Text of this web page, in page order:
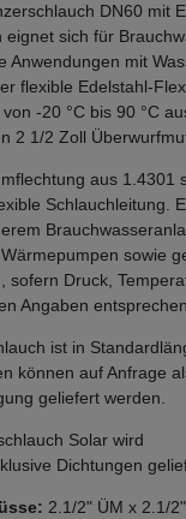
DN60 mit
eignet sich für
Anwendungen mit
flexible Edelstahl-
-20 °C bis 90 °C
2 1/2 Zoll
aus 1.4301
Schlauchleitung.
sowie
sofern Druck,
Angaben
ist in
können auf Anfrage
geliefert werden.
Solar wird
Dichtungen
2.1/2" ÜM x 2.1/